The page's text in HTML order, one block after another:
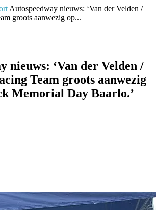
Autospeedway nieuws: ‘Van der Velden /
groots aanwezig op...
nieuws: ‘Van der Velden /
Team groots aanwezig
Memorial Day Baarlo.’